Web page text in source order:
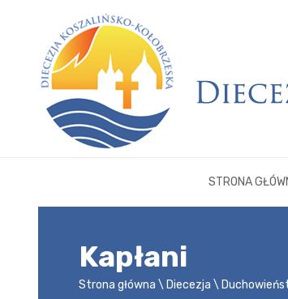
STRONA
Kapłani
Strona główna Diecezja